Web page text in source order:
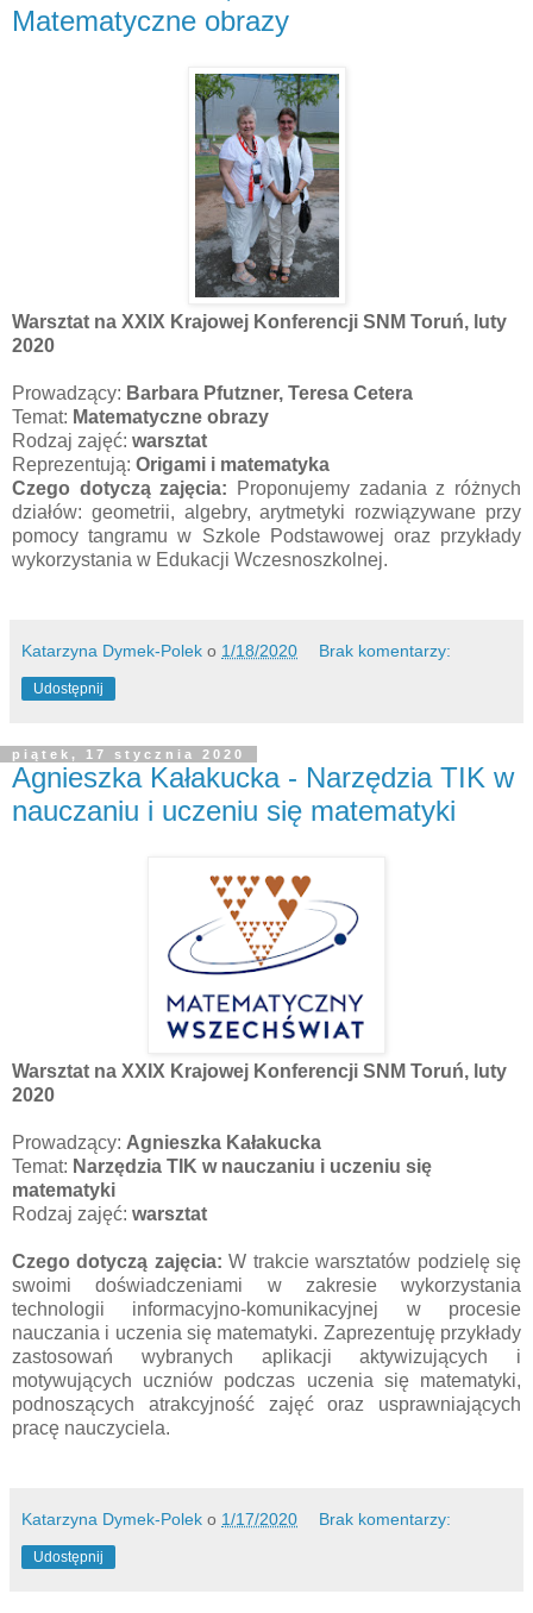
Matematyczne obrazy
Warsztat na XXIX Krajowej Konferencji SNM Toruń, luty
2020
Prowadzący: Barbara Pfutzner, Teresa Cetera
Temat: Matematyczne obrazy
Rodzaj zajęć: warsztat
Reprezentują: Origami i matematyka
Czego dotyczą zajęcia:
Proponujemy zadania z różnych
działów: geometrii, algebry, arytmetyki rozwiązywane przy
pomocy tangramu w Szkole Podstawowej oraz przykłady
wykorzystania w Edukacji Wczesnoszkolnej.
Katarzyna Dymek-Polek o 1/18/2020 Brak komentarzy:
Udostępnij
piątek, 17 stycznia 2020
Agnieszka Kałakucka - Narzędzia TIK w
nauczaniu i uczeniu się matematyki
Warsztat na XXIX Krajowej Konferencji SNM Toruń, luty
2020
Prowadzący: Agnieszka Kałakucka
Temat: Narzędzia TIK w nauczaniu i uczeniu się
matematyki
Rodzaj zajęć: warsztat
Czego dotyczą zajęcia:W trakcie warsztatów podzielę się
swoimi doświadczeniami w zakresie wykorzystania
technologii informacyjno-komunikacyjnej w procesie
nauczania i uczenia się matematyki. Zaprezentuję przykłady
zastosowań wybranych aplikacji aktywizujących i
motywujących uczniów podczas uczenia się matematyki,
podnoszących atrakcyjność zajęć oraz usprawniających
pracę nauczyciela.
Katarzyna Dymek-Polek o 1/17/2020 Brak komentarzy:
Udostępnij